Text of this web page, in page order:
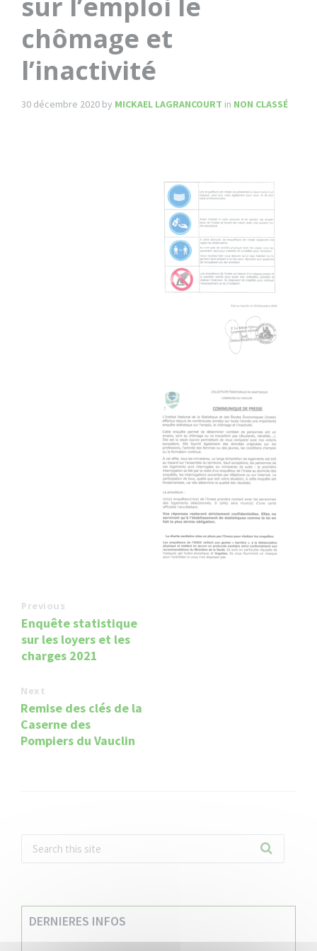
chômage et
l’inactivité
30 décembre 2020 by MICKAEL LAGRANCOURT in NON CLASSÉ
Previous
Enquête statistique
sur les loyers et les
charges 2021
Next
Remise des clés de la
Caserne des
Pompiers du Vauclin
DERNIERES INFOS